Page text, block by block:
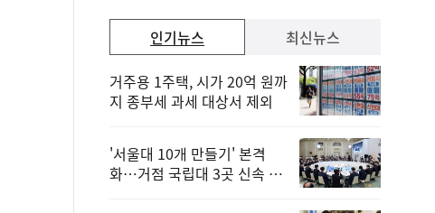
인기뉴스
거주용 1주택, 시가 20억 원까
지 종부세 과세 대상서 제외
'서울대 10개 만들기' 본격
화…거점 국립대 3곳 신속 선
최신뉴스